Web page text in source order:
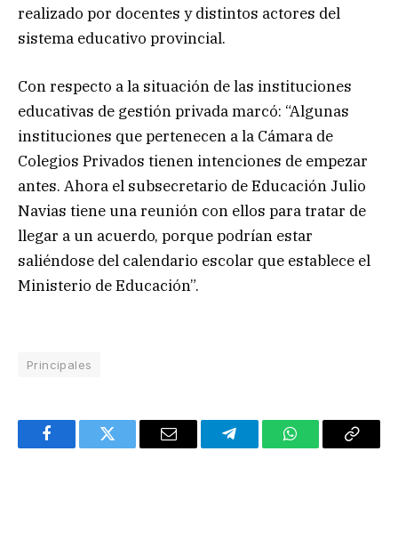
realizado por docentes y distintos actores del
sistema educativo provincial.
Con respecto a la situación de las instituciones
educativas de gestión privada marcó: “Algunas
instituciones que pertenecen a la Cámara de
Colegios Privados tienen intenciones de empezar
antes. Ahora el subsecretario de Educación Julio
Navias tiene una reunión con ellos para tratar de
llegar a un acuerdo, porque podrían estar
saliéndose del calendario escolar que establece el
Ministerio de Educación”.
Principales
FacebookTwitter Email TelegramWhatsAppCopy